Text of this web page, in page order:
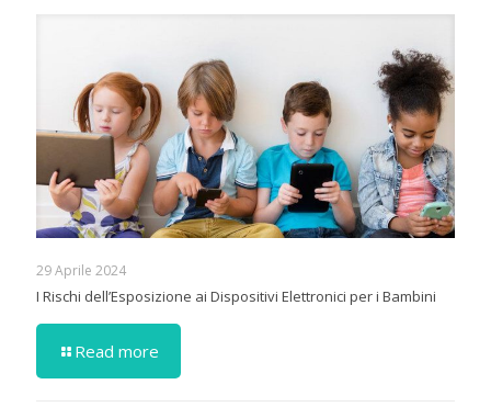
29 Aprile 2024
I Rischi dell’Esposizione ai Dispositivi Elettronici per i Bambini
Read more